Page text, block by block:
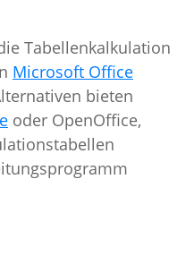
Tabellenkalkulation
Microsoft Office
bieten
oder OpenOffice,